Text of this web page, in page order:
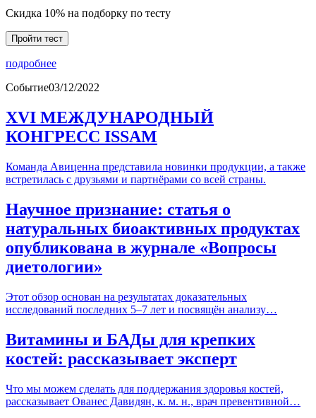
Скидка 10% на подборку по тесту
Пройти тест
подробнее
Событие03/12/2022
XVI МЕЖДУНАРОДНЫЙ
КОНГРЕСС ISSAM
Команда Авиценна представила новинки продукции, а также
встретилась с друзьями и партнёрами со всей страны.
Научное признание: статья о
натуральных биоактивных продуктах
опубликована в журнале «Вопросы
диетологии»
Этот обзор основан на результатах доказательных
исследований последних 5–7 лет и посвящён анализу…
Витамины и БАДы для крепких
костей: рассказывает эксперт
Что мы можем сделать для поддержания здоровья костей,
рассказывает Ованес Давидян, к. м. н., врач превентивной…